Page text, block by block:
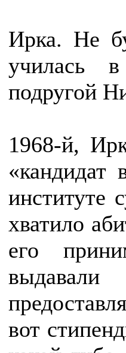
Ирка. Не
училась
подругой
1968-й,
институте
хватило
его
вот